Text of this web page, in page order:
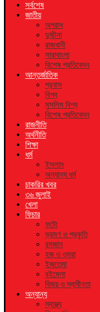
সর্বশেষ
জাতীয়
অপরাধ
দুর্ঘটনা
রাজধানী
সারাবাংলা
বিশেষ প্রতিবেদন
আন্তর্জাতিক
প্রবাস
বিশ্ব
মুসলিম বিশ্ব
বিশেষ প্রতিবেদন
রাজনীতি
অর্থনীতি
শিক্ষা
ধর্ম
ইসলাম
অন্যান্য ধর্ম
চাকরির খবর
৩৬ জুলাই
খেলা
ফিচার
ফটো
ভ্রমণ ও প্রকৃতি
রমজান
হজ ও ওমরা
ইজতেমা
বইমেলা
বিজয় ও স্বাধীনতা
অন্যান্য
স্বাস্থ্য